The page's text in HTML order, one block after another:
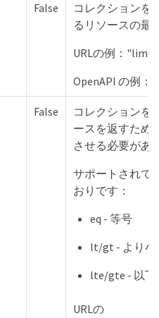
False
コレクションを
るリソースの最
URLの例：
OpenAPI の例：
False
コレクションを
ースを返すため
させる必要があ
サポートされて
おりです：
eq - 等号
lt/gt - より小
lte/gte - 以
URLの